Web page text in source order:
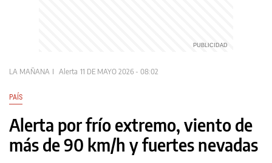
LA MAÑANA Alerta 11 DE MAYO 2026 - 08:02
PAÍS
Alerta por frío extremo, viento de
más de 90 km/h y fuertes nevadas